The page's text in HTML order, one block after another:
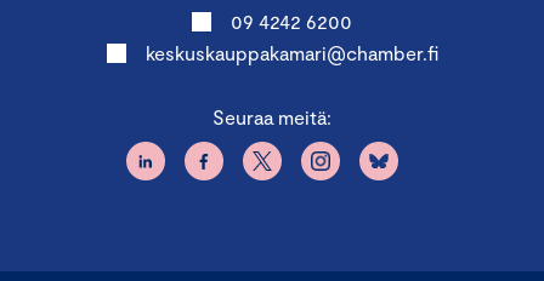
09 4242 6200
keskuskauppakamari@chamber.fi
Seuraa meitä: